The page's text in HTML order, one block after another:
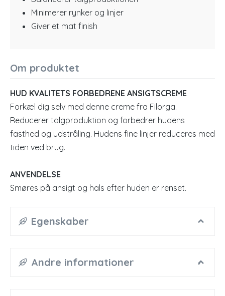
Minimerer rynker og linjer
Giver et mat finish
Om produktet
HUD KVALITETS FORBEDRENE ANSIGTSCREME
Forkæl dig selv med denne creme fra Filorga.
Reducerer talgproduktion og forbedrer hudens
fasthed og udstråling. Hudens fine linjer reduceres med
tiden ved brug.
ANVENDELSE
Smøres på ansigt og hals efter huden er renset.
Egenskaber
Andre informationer